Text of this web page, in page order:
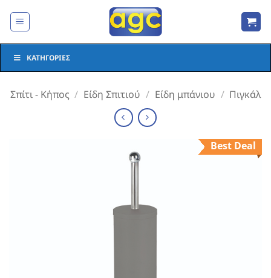
στο
ΚΑΤΗΓΟΡΊΕΣ
Σπίτι - Κήπος / Είδη Σπιτιού / Είδη μπάνιου / Πιγκάλ
Best Deal